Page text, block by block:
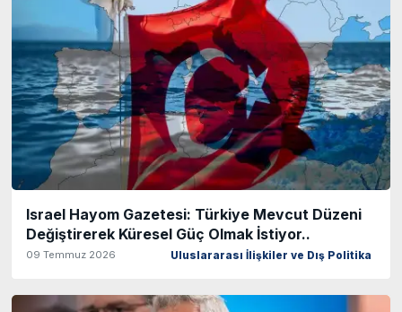
Israel Hayom Gazetesi: Türkiye Mevcut Düzeni
Değiştirerek Küresel Güç Olmak İstiyor..
09 Temmuz 2026 Uluslararası İlişkiler ve Dış Politika